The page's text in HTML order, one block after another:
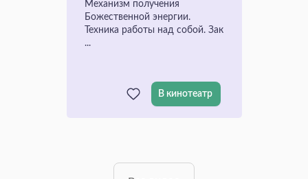
Механизм получения
Божественной энергии.
Техника работы над собой. Зак
...
В кинотеатр